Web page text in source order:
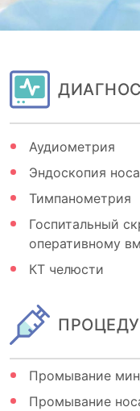
Аудиометрия
Эндоскопия носа
Тимпанометрия
Госпитальный
оперативному
КТ челюсти
Промывание
Промывание